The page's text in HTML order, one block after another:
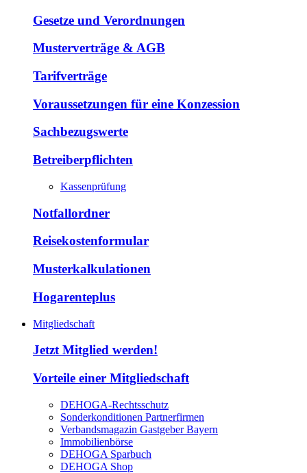
Gesetze und Verordnungen
Musterverträge & AGB
Tarifverträge
Voraussetzungen für eine Konzession
Sachbezugswerte
Betreiberpflichten
Kassenprüfung
Notfallordner
Reisekostenformular
Musterkalkulationen
Hogarenteplus
Mitgliedschaft
Jetzt Mitglied werden!
Vorteile einer Mitgliedschaft
DEHOGA-Rechtsschutz
Sonderkonditionen Partnerfirmen
Verbandsmagazin Gastgeber Bayern
Immobilienbörse
DEHOGA Sparbuch
DEHOGA Shop